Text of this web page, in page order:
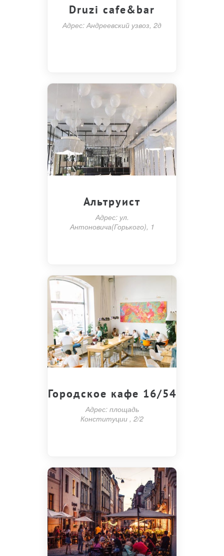
Druzi cafe&bar
Адрес: Андреевский узвоз, 2д
Альтруист
Адрес: ул.
Антоновича(Горького), 1
Городское кафе 16/54
Адрес: площадь
Конституции , 2/2